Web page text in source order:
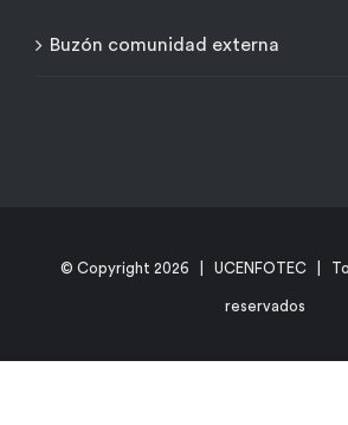
Buzón comunidad externa
© Copyright 2026 | UCENFOTEC |
reservados